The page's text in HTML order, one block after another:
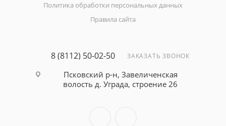
Политика обработки персональных данных
Правила сайта
8 (8112) 50-02-50 ЗАКАЗАТЬ ЗВОНОК
Псковский р-н, Завеличенская
волость д. Уграда, строение 26